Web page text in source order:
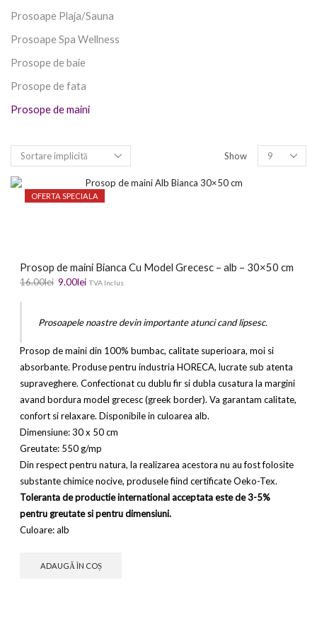
Show
OFERTA SPECIALA
Prosop de maini Bianca Cu Model Grecesc – alb – 30×50 cm
16.00lei 9.00lei TVA Inclus
Prosoapele noastre devin importante atunci cand lipsesc.
Prosop de maini din 100% bumbac, calitate superioara, moi si
absorbante. Produse pentru industria HORECA, lucrate sub atenta
supraveghere. Confectionat cu dublu fir si dubla cusatura la margini
avand bordura model grecesc (greek border). Va garantam calitate,
confort si relaxare. Disponibile in culoarea alb.
Dimensiune: 30 x 50 cm
Greutate: 550 g/mp
Din respect pentru natura, la realizarea acestora nu au fost folosite
substante chimice nocive, produsele fiind certificate Oeko-Tex.
Toleranta de productie international acceptata este de 3-5%
pentru greutate si pentru dimensiuni.
Culoare: alb
ADAUGĂ ÎN COȘ
Prosoape Plaja/Sauna
Prosoape Spa Wellness
Prosope de baie
Prosope de fata
Prosope de maini